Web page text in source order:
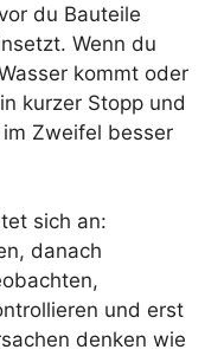
du Bauteile
Wenn du
kommt oder
kurzer Stopp und
Zweifel besser
sich an:
danach
und erst
denken wie